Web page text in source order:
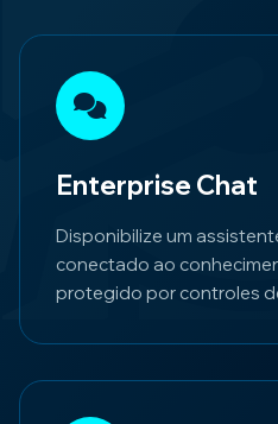
Enterprise Chat
Disponibilize um
conectado ao
protegido por controles